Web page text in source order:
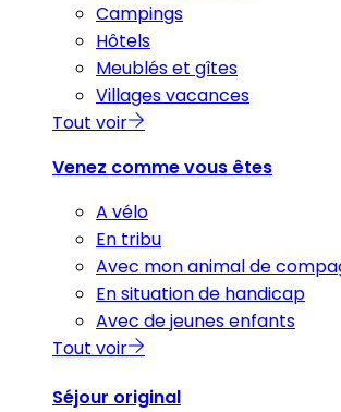
Campings
Hôtels
Meublés et gîtes
Villages vacances
Tout voir
Venez comme vous êtes
A vélo
En tribu
Avec mon animal de
En situation de handicap
Avec de jeunes enfants
Tout voir
Séjour original